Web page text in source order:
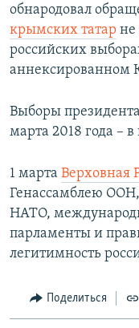
обнародовал
крымских татар не
российских
аннексированном
Выборы
марта 2018 года –
1 марта Верховная
Генассамблею
НАТО,
парламенты и
легитимность
Поделиться